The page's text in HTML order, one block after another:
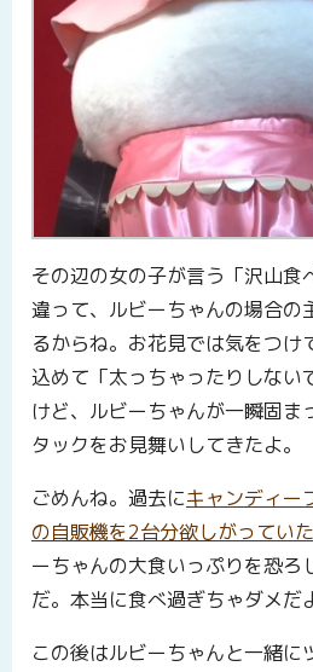
その辺の女の子が言う「沢山食
違って、ルビーちゃんの場合の
るからね。お花見では気をつけ
込めて「太っちゃったりしない
けど、ルビーちゃんが一瞬固ま
タックをお見舞いしてきたよ。
ごめんね。過去にキャンディー
の自販機を2台分欲しがっていた
ーちゃんの大食いっぷりを恐ろ
だ。本当に食べ過ぎちゃダメだ
この後はルビーちゃんと一緒に